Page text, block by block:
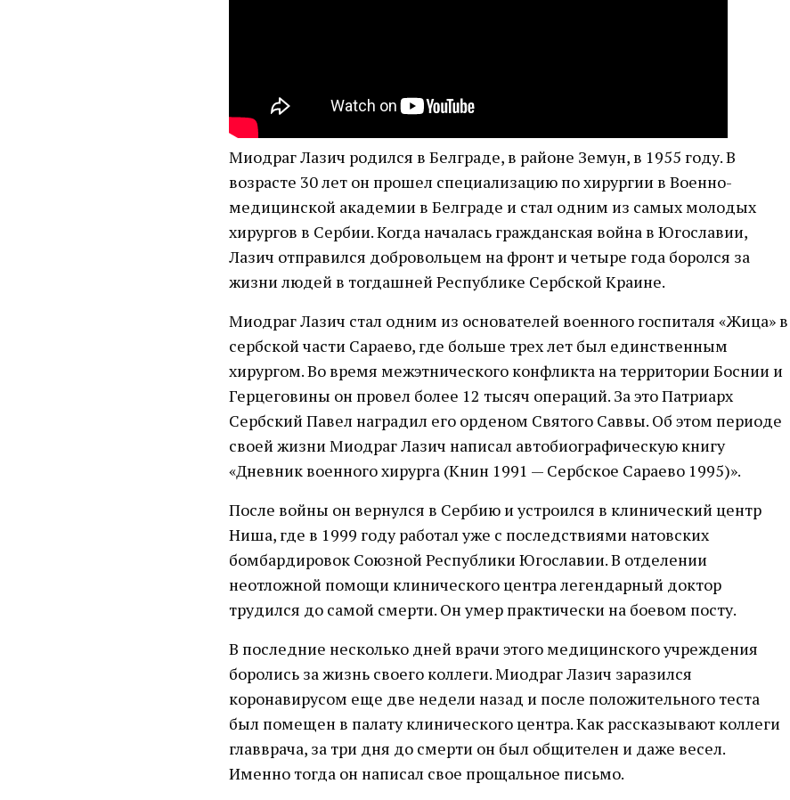
Миодраг Лазич родился в Белграде, в районе Земун, в 1955 году. В
возрасте 30 лет он прошел специализацию по хирургии в Военно-
медицинской академии в Белграде и стал одним из самых молодых
хирургов в Сербии. Когда началась гражданская война в Югославии,
Лазич отправился добровольцем на фронт и четыре года боролся за
жизни людей в тогдашней Республике Сербской Краине.
Миодраг Лазич стал одним из основателей военного госпиталя «Жица» в
сербской части Сараево, где больше трех лет был единственным
хирургом. Во время межэтнического конфликта на территории Боснии и
Герцеговины он провел более 12 тысяч операций. За это Патриарх
Сербский Павел наградил его орденом Святого Саввы. Об этом периоде
своей жизни Миодраг Лазич написал автобиографическую книгу
«Дневник военного хирурга (Книн 1991 — Сербское Сараево 1995)».
После войны он вернулся в Сербию и устроился в клинический центр
Ниша, где в 1999 году работал уже с последствиями натовских
бомбардировок Союзной Республики Югославии. В отделении
неотложной помощи клинического центра легендарный доктор
трудился до самой смерти. Он умер практически на боевом посту.
В последние несколько дней врачи этого медицинского учреждения
боролись за жизнь своего коллеги. Миодраг Лазич заразился
коронавирусом еще две недели назад и после положительного теста
был помещен в палату клинического центра. Как рассказывают коллеги
главврача, за три дня до смерти он был общителен и даже весел.
Именно тогда он написал свое прощальное письмо.